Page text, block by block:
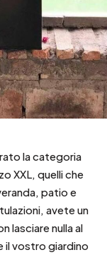
la categoria
XXL, quelli che
patio e
avete un
lasciare nulla al
il vostro giardino